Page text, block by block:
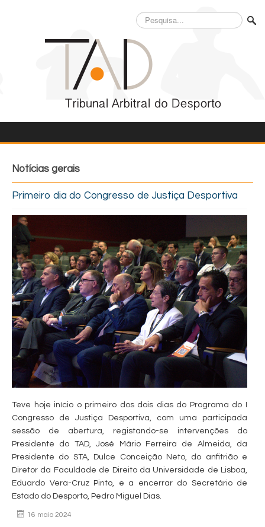
Pesquisa...
Notícias gerais
Primeiro dia do Congresso de Justiça Desportiva
Teve hoje início o primeiro dos dois dias do Programa do I
Congresso de Justiça Desportiva, com uma participada
sessão de abertura, registando-se intervenções do
Presidente do TAD, José Mário Ferreira de Almeida, da
Presidente do STA, Dulce Conceição Neto, do anfitrião e
Diretor da Faculdade de Direito da Universidade de Lisboa,
Eduardo Vera-Cruz Pinto, e a encerrar do Secretário de
Estado do Desporto, Pedro Miguel Dias.
16 maio 2024